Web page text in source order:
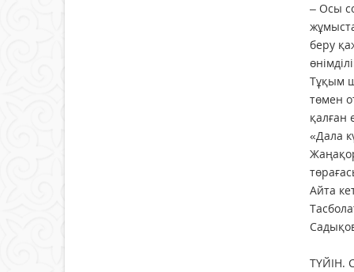
– Осы
беру
Тұқым
төмен
қалған
«Дала
Айта
ТҮЙІН.